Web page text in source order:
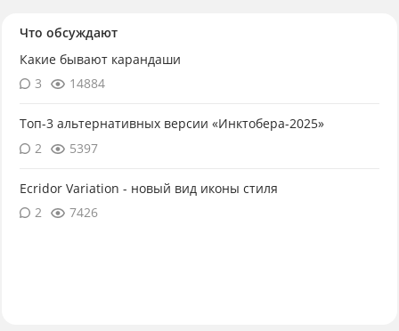
Что обсуждают
Какие бывают карандаши
3
14884
Топ-3 альтернативных версии «Инктобера-2025»
2
5397
Ecridor Variation - новый вид иконы стиля
2
7426